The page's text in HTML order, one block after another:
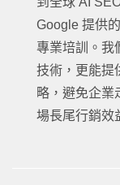
Google 提供
專業培訓。我
技術，更能提
略，避免企業
場長尾行銷效